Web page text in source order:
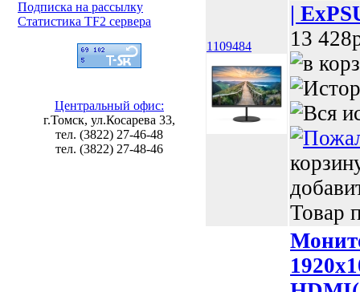
Подписка на рассылку
Статистика TF2 сервера
Центральный офис:
г.Томск, ул.Косарева 33,
тел. (3822) 27-46-48
тел. (3822) 27-48-46
1109484
|
13
Товар